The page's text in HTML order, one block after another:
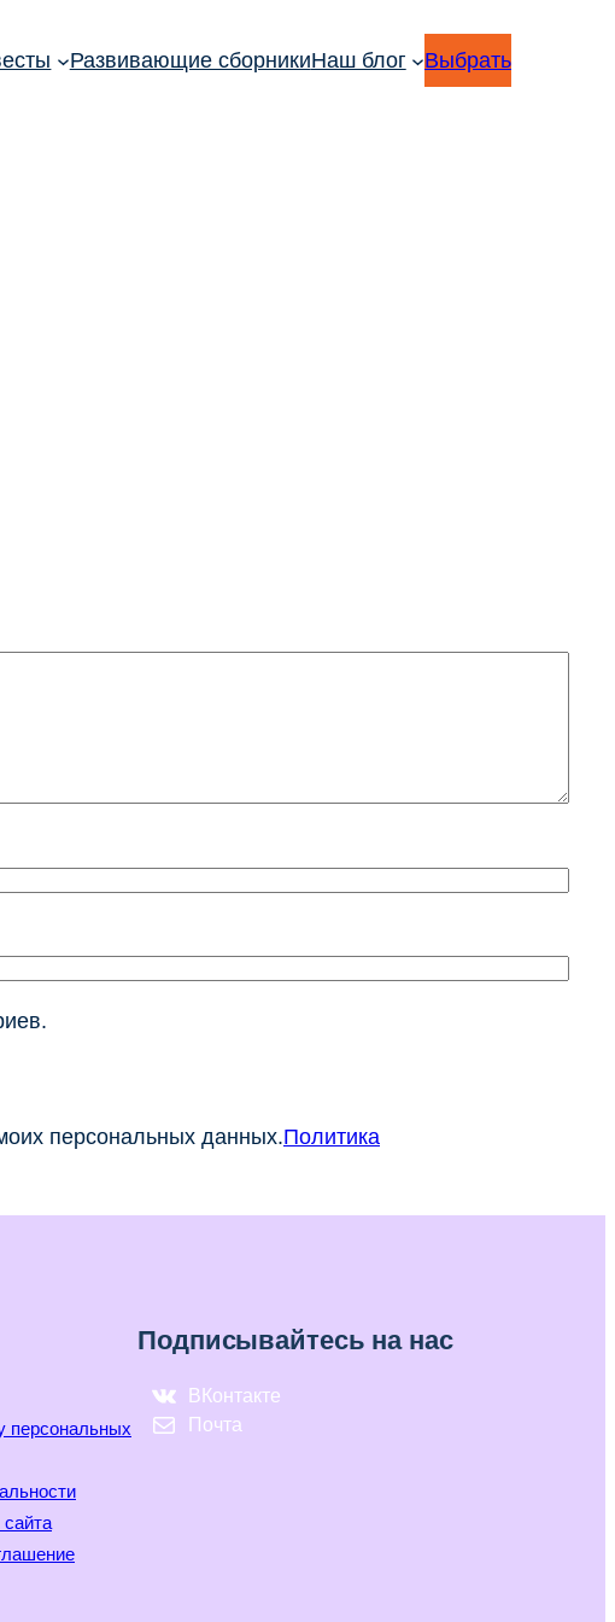
Развивающие сборникиНаш блог Выбрать
персональных данных.Политика
персональных
Подписывайтесь на нас
ВКонтакте
Почта